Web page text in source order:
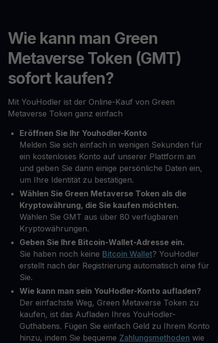
Wie kann man Green
Metaverse Token (GMT)
sofort kaufen?
Mit YouHodler ist der Online-Kauf von Green
Metaverse Token ganz einfach
Eröffnen Sie Ihr Youhodler-Konto
Melden Sie sich einfach in wenigen Sekunden für
ein kostenloses Konto auf unserer Plattform an
und geben Sie dann einige persönliche Daten ein,
um Ihre Identität zu bestätigen.
Wählen Sie Green Metaverse Token als die
Kryptowährung, die Sie kaufen möchten.
Wählen Sie GMT aus über 80 verfügbaren
Kryptowährungen.
Geben Sie Ihre Bitcoin-Wallet-Adresse ein.
Sie haben noch keine Bitcoin Wallet? YouHodler
erstellt nach der Registrierung automatisch eine für
Sie.
Wie kann man sein YouHodler-Konto aufladen?
Der einfachste Weg, Green Metaverse Token zu
kaufen, ist das Aufladen Ihres YouHodler-
Guthabens. Fügen Sie einfach Geld zu Ihrem Konto
hinzu, indem Sie bequeme Zahlungsmethoden wie